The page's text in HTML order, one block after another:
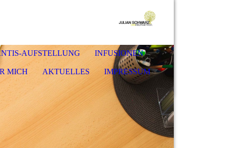
AUFSTELLUNG INFUSIONEN
MICH AKTUELLES IMPRESSUM